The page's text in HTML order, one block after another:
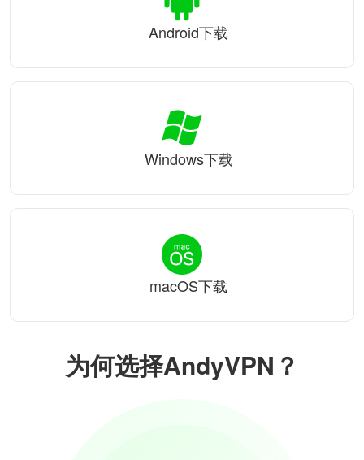
为何选择AndyVPN？
Android下载
Windows下载
macOS下载